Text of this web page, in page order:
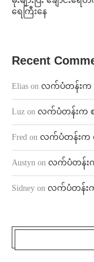
ရေကြီးနေ
Recent
Elias on လက်ပံတန်းက
Luz on လက်ပံတန်းက စ
Fred on လက်ပံတန်းက စ
Austyn on လက်ပံတန်းက
Sidney on လက်ပံတန်းက